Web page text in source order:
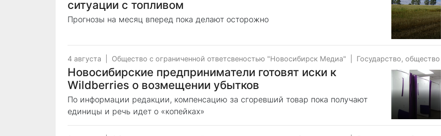
ситуации с топливом
Прогнозы на месяц вперед пока делают осторожно
4 августа Общество с ограниченной ответсвеностью "Новосибирск Медиа" Государство, общество
Новосибирские предприниматели готовят иски к
Wildberries о возмещении убытков
По информации редакции, компенсацию за сгоревший товар пока получают
единицы и речь идет о «копейках»